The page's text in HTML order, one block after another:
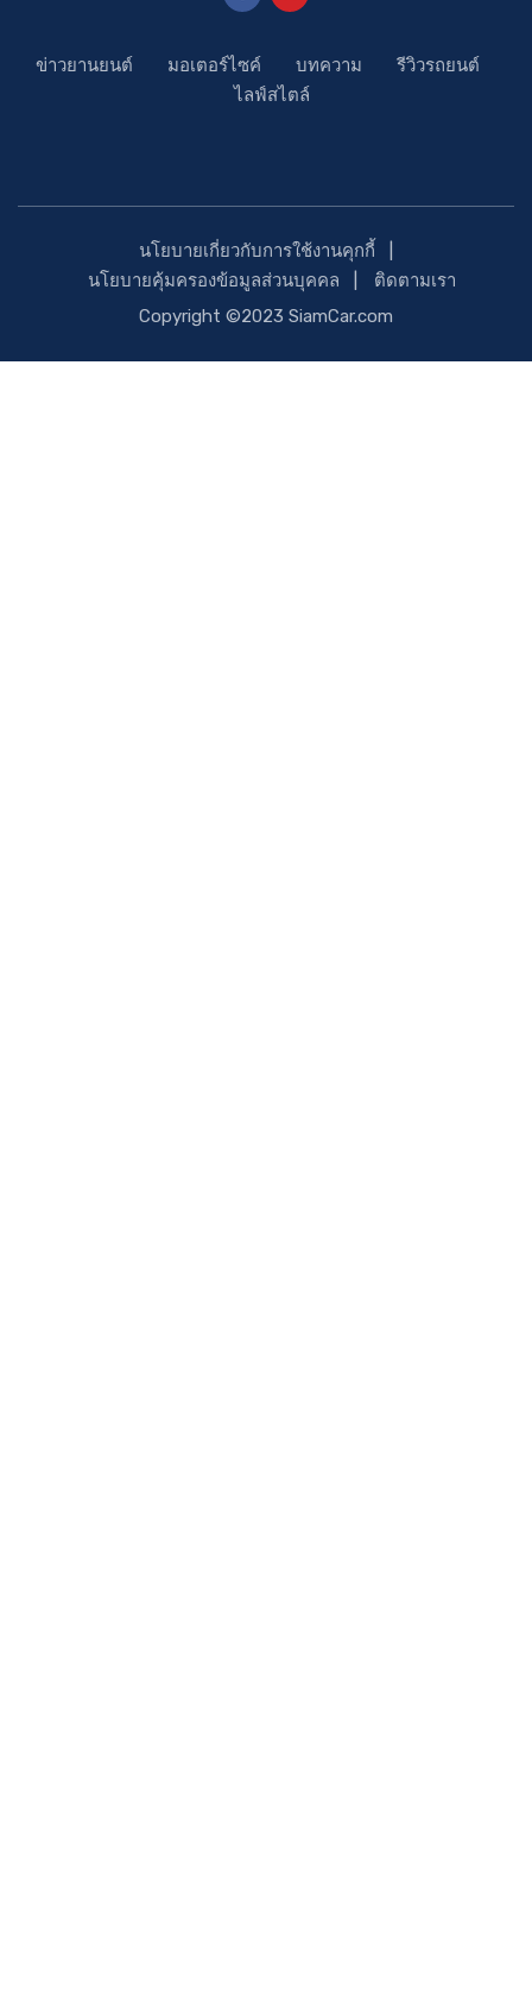
ข่าวยานยนต์ มอเตอร์ไซค์ บทความ
รีวิวรถยนต์
ไลฟ์สไตล์
นโยบายเกี่ยวกับการใช้งานคุกกี้
นโยบายคุ้มครองข้อมูลส่วนบุคคล
ติดตามเรา
Copyright ©2023 SiamCar.com